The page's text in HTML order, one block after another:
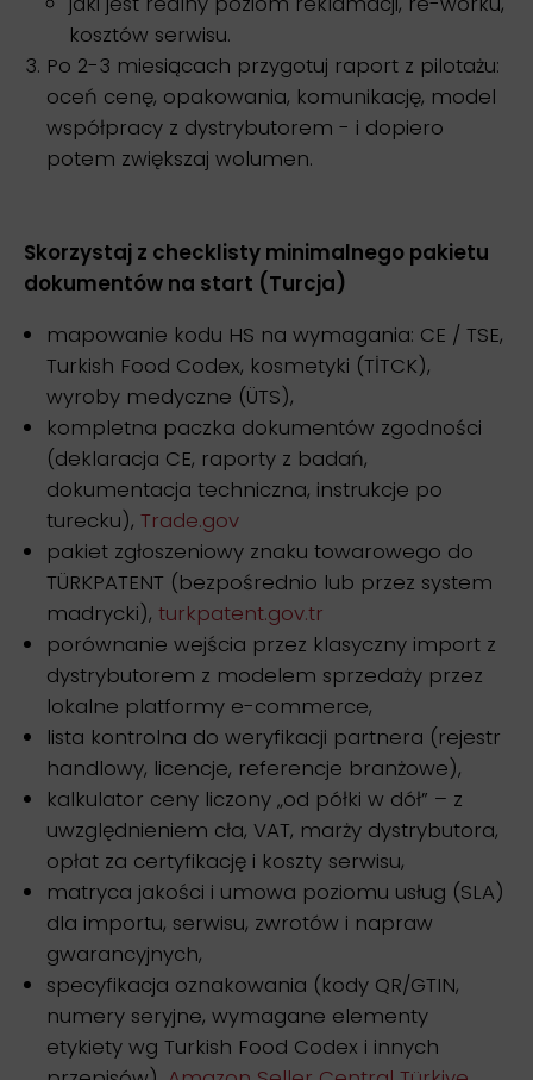
kosztów serwisu.
Po 2-3 miesiącach przygotuj raport z pilotażu:
oceń cenę, opakowania, komunikację, model
współpracy z dystrybutorem - i dopiero
potem zwiększaj wolumen.
Skorzystaj z checklisty minimalnego pakietu
dokumentów na start (Turcja)
mapowanie kodu HS na wymagania: CE / TSE,
Turkish Food Codex, kosmetyki (TİTCK),
wyroby medyczne (ÜTS),
kompletna paczka dokumentów zgodności
(deklaracja CE, raporty z badań,
dokumentacja techniczna, instrukcje po
turecku),Trade.gov
pakiet zgłoszeniowy znaku towarowego do
TÜRKPATENT (bezpośrednio lub przez system
madrycki),turkpatent.gov.tr
porównanie wejścia przez klasyczny import z
dystrybutorem z modelem sprzedaży przez
lokalne platformy e-commerce,
lista kontrolna do weryfikacji partnera (rejestr
handlowy, licencje, referencje branżowe),
kalkulator ceny liczony „od półki w dół” – z
uwzględnieniem cła, VAT, marży dystrybutora,
opłat za certyfikację i koszty serwisu,
matryca jakości i umowa poziomu usług (SLA)
dla importu, serwisu, zwrotów i napraw
gwarancyjnych,
specyfikacja oznakowania (kody QR/GTIN,
numery seryjne, wymagane elementy
etykiety wg Turkish Food Codex i innych